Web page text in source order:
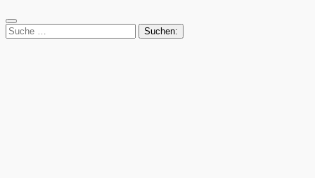
Suche
nach: